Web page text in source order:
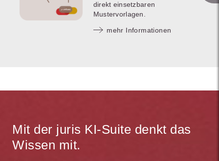
direkt einsetzbaren
Mustervorlagen.
mehr Informationen
Mit der juris KI-Suite denkt das
Wissen mit.